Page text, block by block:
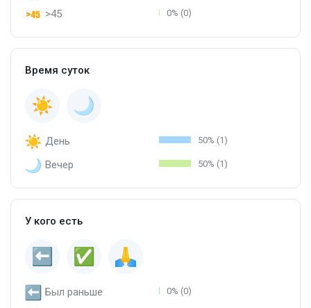
>45 0% (0)
Время суток
День 50% (1)
Вечер 50% (1)
У кого есть
Был раньше 0% (0)